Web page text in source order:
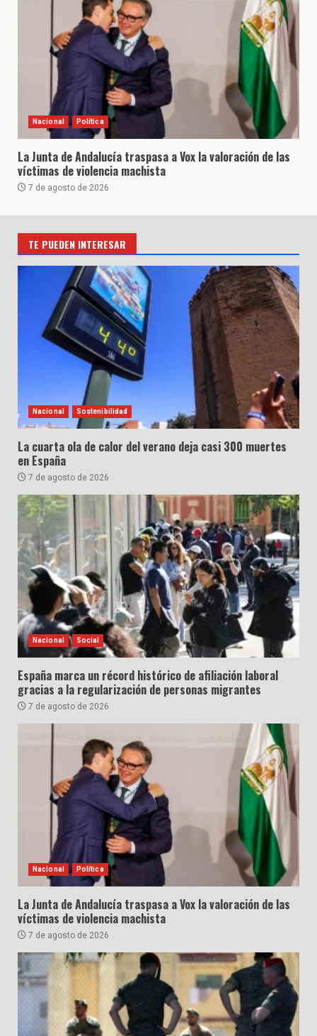
Nacional Política
La Junta de Andalucía traspasa a Vox la valoración de las
víctimas de violencia machista
7 de agosto de 2026
TE PUEDEN INTERESAR
Nacional Sostenibilidad
La cuarta ola de calor del verano deja casi 300 muertes
en España
7 de agosto de 2026
Nacional Social
España marca un récord histórico de afiliación laboral
gracias a la regularización de personas migrantes
7 de agosto de 2026
Nacional Política
La Junta de Andalucía traspasa a Vox la valoración de las
víctimas de violencia machista
7 de agosto de 2026